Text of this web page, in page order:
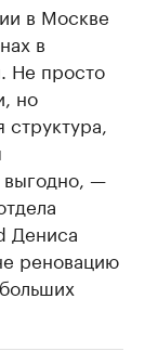
в Москве​
в
Не просто
но
выгодно, —
Дениса
реновацию